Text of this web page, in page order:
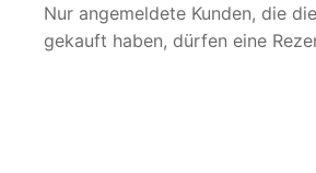
Nur angemeldete Kunden, die
gekauft haben, dürfen eine